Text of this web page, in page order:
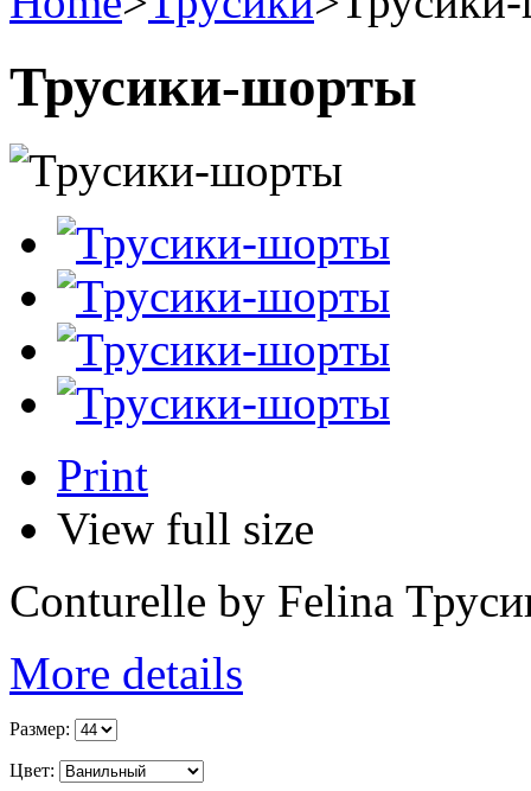
Трусики-шорты
Print
View full size
Conturelle by Felina
More details
Размер:
Цвет: